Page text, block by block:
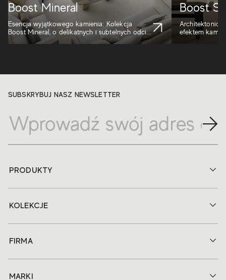
Boost Mineral
Esencja wyjątkowego kamienia: Kolekcja
Boost Mineral, o delikatnych i subtelnych odci...
Boost
efektem
SUBSKRYBUJ NASZ NEWSLETTER
PRODUKTY
KOLEKCJE
FIRMA
MARKI